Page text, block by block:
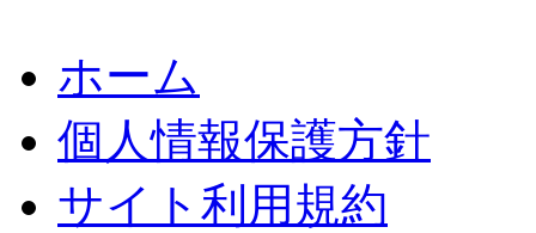
ホーム
個人情報保護方針
サイト利用規約